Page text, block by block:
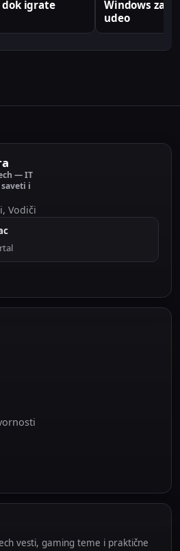
dok igrate
Windows
udeo
— IT
i
Vodiči
vesti, gaming teme i praktične